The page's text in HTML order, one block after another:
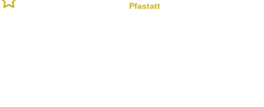
Pfastatt